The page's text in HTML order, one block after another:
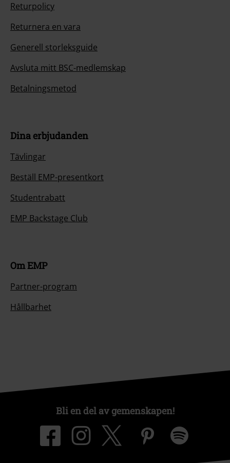
Returpolicy
Returnera en vara
Generell storleksguide
Avsluta mitt BSC-medlemskap
Betalningsmetod
Dina erbjudanden
Tävlingar
Beställ EMP-presentkort
Studentrabatt
EMP Backstage Club
Om EMP
Partner-program
Hållbarhet
Bli en del av gemenskapen!